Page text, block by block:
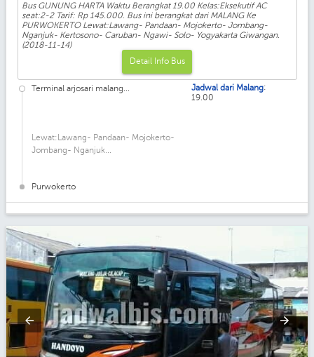
Bus GUNUNG HARTA Waktu Berangkat 19.00 Kelas:Eksekutif AC
seat:2-2 Tarif: Rp 145.000. Bus ini berangkat dari MALANG Ke
PURWOKERTO Lewat:Lawang- Pandaan- Mojokerto- Jombang-
Nganjuk- Kertosono- Caruban- Ngawi- Solo- Yogyakarta Giwangan.
(2018-11-14)
Detail Info Bus
Terminal arjosari malang...
Lewat:Lawang- Pandaan- Mojokerto-
Jombang- Nganjuk...
Purwokerto
Jadwal dari Malang:
19.00